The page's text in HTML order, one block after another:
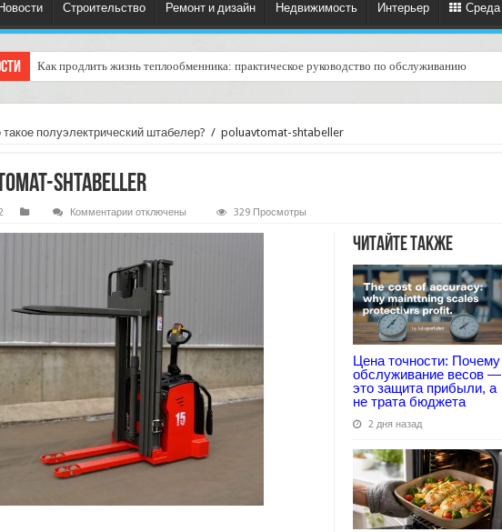
Новости Строительство Ремонт и дизайн Недвижимость Интерьер Среда
Как продлить жизнь теплообменника: практическое руководство по обслуживанию
Горбыль как дрова: недооценённый ресурс для тепла, экономии и творчества
такое полуэлектрический штабелер? / poluavtomat-shtabeller
shtabeller
Комментариик
poluavtomat-
отключены 329 Просмотры
Читайте также
Цена точности: Почему
обслуживание весов —
это защита прибыли, а
не трата бюджета
2 дня назад